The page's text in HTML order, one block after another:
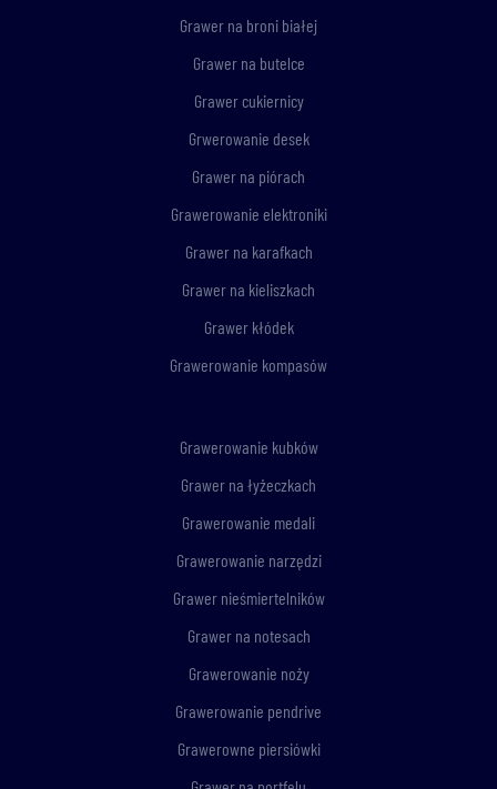
Grawer na broni białej
Grawer na butelce
Grawer cukiernicy
Grwerowanie desek
Grawer na piórach
Grawerowanie elektroniki
Grawer na karafkach
Grawer na kieliszkach
Grawer kłódek
Grawerowanie kompasów
Grawerowanie kubków
Grawer na łyżeczkach
Grawerowanie medali
Grawerowanie narzędzi
Grawer nieśmiertelników
Grawer na notesach
Grawerowanie noży
Grawerowanie pendrive
Grawerowne piersiówki